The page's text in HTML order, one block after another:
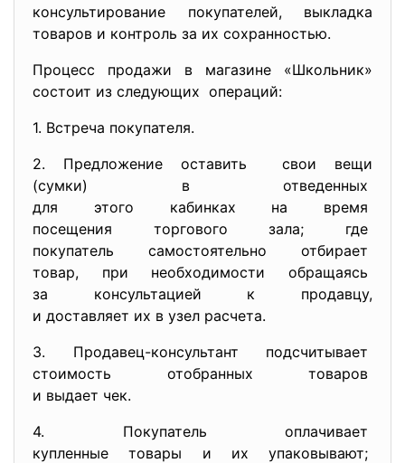
консультирование покупателей, выкладка
товаров и контроль за их сохранностью.
Процесс продажи в магазине «Школьник»
состоит из следующих операций:
1. Встреча покупателя.
2. Предложение оставить свои вещи
(сумки) в отведенных
для этого кабинках на время
посещения торгового зала; где
покупатель самостоятельно отбирает
товар, при необходимости обращаясь
за консультацией к продавцу,
и доставляет их в узел расчета.
3. Продавец-консультант подсчитывает
стоимость отобранных товаров
и выдает чек.
4. Покупатель оплачивает
купленные товары и их упаковывают;